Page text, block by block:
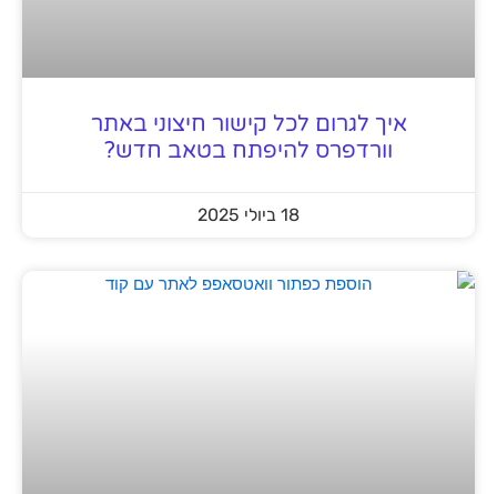
איך לגרום לכל קישור חיצוני באתר
וורדפרס להיפתח בטאב חדש?
18 ביולי 2025